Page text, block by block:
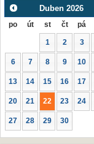
Duben 2026
po út st čt pá
1 2 3
6 7 8 9 10
13 14 15 16 17
20 21 22 23 24
27 28 29 30